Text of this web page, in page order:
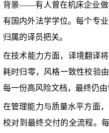
背景——有人曾在机床企业做
有国内外法学学位。每个专
归属的译员把关。
在技术能力方面，译境翻译
耗时归零，风格一致性校验
每一份高风险文档，最终仍由
在管理能力与质量水平方面
校对到最终交付的全流程。